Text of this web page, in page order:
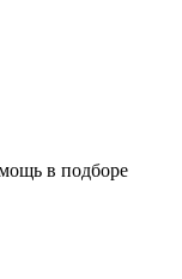
в подборе